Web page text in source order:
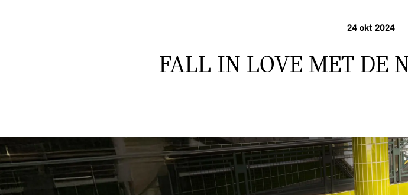
24 okt 2024
FALL IN LOVE MET DE